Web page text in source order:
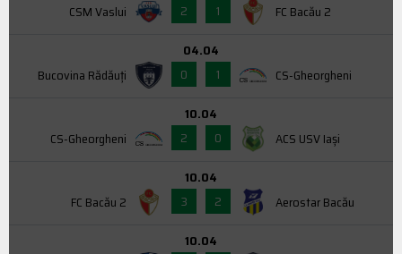
CSM Vaslui
2
1 FC Bacău 2
Bucovina Rădăuți
04.04
0
1 CS-Gheorgheni
CS-Gheorgheni
10.04
2
0 ACS USV Iaşi
FC Bacău 2
10.04
3
2 Aerostar Bacău
10.04